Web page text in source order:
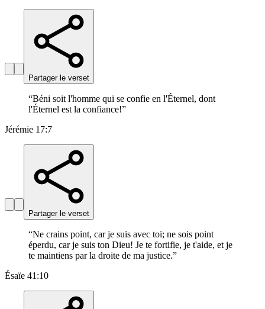
Partager le verset
“Béni soit l'homme qui se confie en l'Éternel, dont
l'Éternel est la confiance!”
Jérémie 17:7
Partager le verset
“Ne crains point, car je suis avec toi; ne sois point
éperdu, car je suis ton Dieu! Je te fortifie, je t'aide, et je
te maintiens par la droite de ma justice.”
Ésaïe 41:10